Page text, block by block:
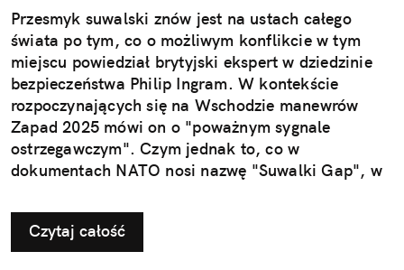
Przesmyk suwalski znów jest na ustach całego
świata po tym, co o możliwym konflikcie w tym
miejscu powiedział brytyjski ekspert w dziedzinie
bezpieczeństwa Philip Ingram. W kontekście
rozpoczynających się na Wschodzie manewrów
Zapad 2025 mówi on o "poważnym sygnale
ostrzegawczym". Czym jednak to, co w
dokumentach NATO nosi nazwę "Suwalki Gap", w
Czytaj całość